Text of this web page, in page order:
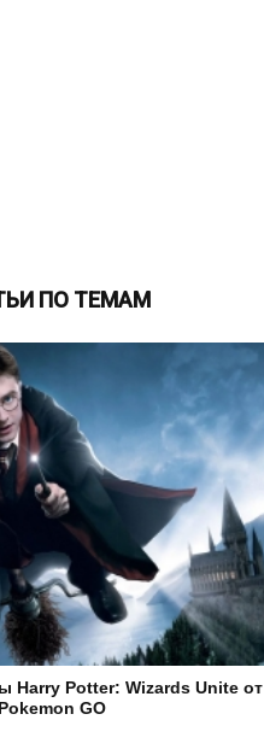
ПО ТЕМАМ
Harry Potter: Wizards Unite от
GO